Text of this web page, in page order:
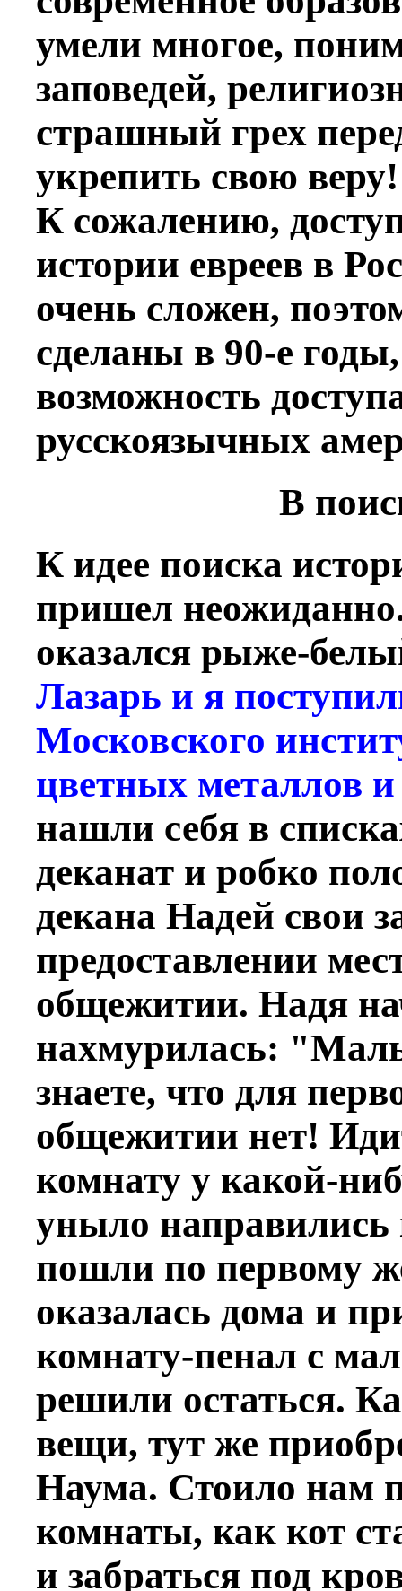
умели многое,
заповедей,
страшный грех
укрепить свою веру!
К сожалению,
истории евреев в
очень сложен,
сделаны в 90-е
возможность
русскоязычных
В
К идее поиска
пришел
оказался рыже-
Лазарь и я
Московского
цветных металлов
нашли себя в
деканат и робко
декана Надей свои
предоставлении
общежитии. Надя
нахмурилась:
знаете, что для
общежитии нет!
комнату у какой-
уныло направились
пошли по первому
оказалась дома и
комнату-пенал с
решили остаться.
вещи, тут же
Наума. Стоило нам
комнаты, как кот
и забраться под